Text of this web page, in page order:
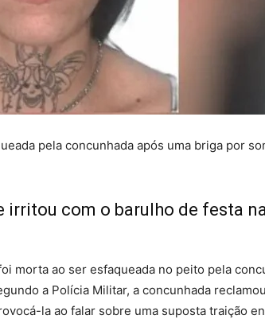
pela concunhada após uma briga por
irritou com o barulho de festa
morta ao ser esfaqueada no peito pela
a Polícia Militar, a concunhada
la ao falar sobre uma suposta traição